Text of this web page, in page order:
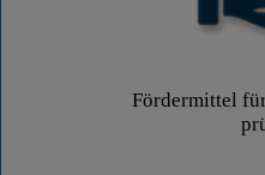
Fördermittel